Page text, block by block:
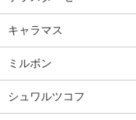
キャラマス
ミルボン
シュワルツコフ